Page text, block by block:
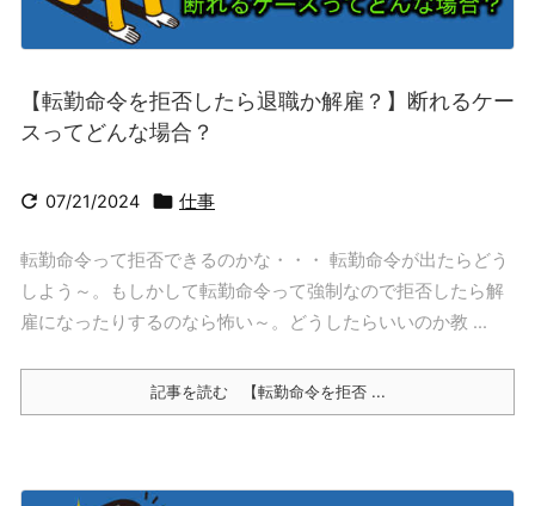
【転勤命令を拒否したら退職か解雇？】断れるケー
スってどんな場合？
 07/21/2024  仕事
転勤命令って拒否できるのかな・・・ 転勤命令が出たらどう
しよう～。もしかして転勤命令って強制なので拒否したら解
雇になったりするのなら怖い～。どうしたらいいのか教 ...
記事を読む 【転勤命令を拒否 ...